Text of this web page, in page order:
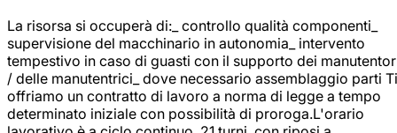
La risorsa si occuperà di:_ controllo qualità componenti_
supervisione del macchinario in autonomia_ intervento
tempestivo in caso di guasti con il supporto dei
/ delle manutentrici_ dove necessario assemblaggio parti Ti
offriamo un contratto di lavoro a norma di legge a tempo
determinato iniziale con possibilità di proroga.L'orario